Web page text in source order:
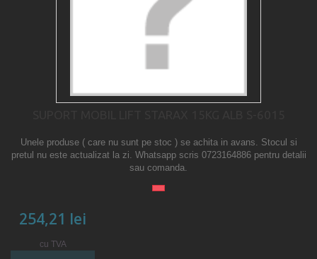
Unele produse ( care nu sunt pe stoc ) se achita in avans. Stocul si
pretul nu este actualizat la zi. Whatsapp scris 0723164886 pentru detalii
sau comanda.
254,21 lei
cu TVA